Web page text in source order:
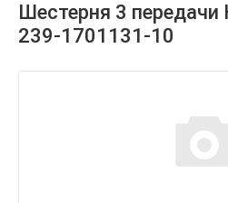
Шестерня 3
239-1701131-10